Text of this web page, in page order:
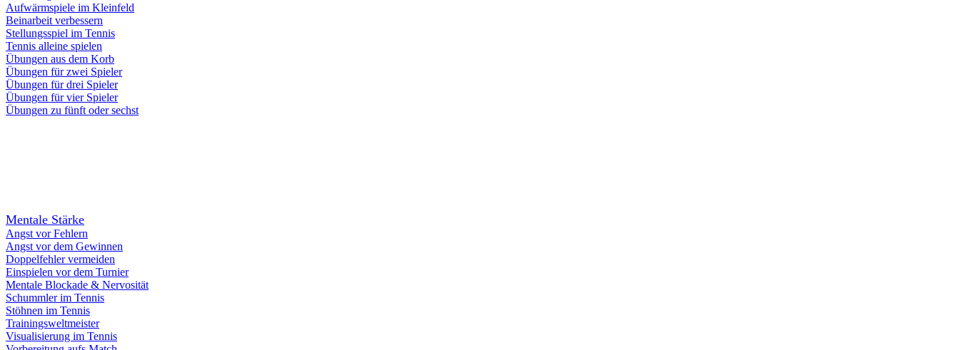
Aufwärmspiele im Kleinfeld
Beinarbeit verbessern
Stellungsspiel im Tennis
Tennis alleine spielen
Übungen aus dem Korb
Übungen für zwei Spieler
Übungen für drei Spieler
Übungen für vier Spieler
Übungen zu fünft oder sechst
Mentale Stärke
Angst vor Fehlern
Angst vor dem Gewinnen
Doppelfehler vermeiden
Einspielen vor dem Turnier
Mentale Blockade & Nervosität
Schummler im Tennis
Stöhnen im Tennis
Trainingsweltmeister
Visualisierung im Tennis